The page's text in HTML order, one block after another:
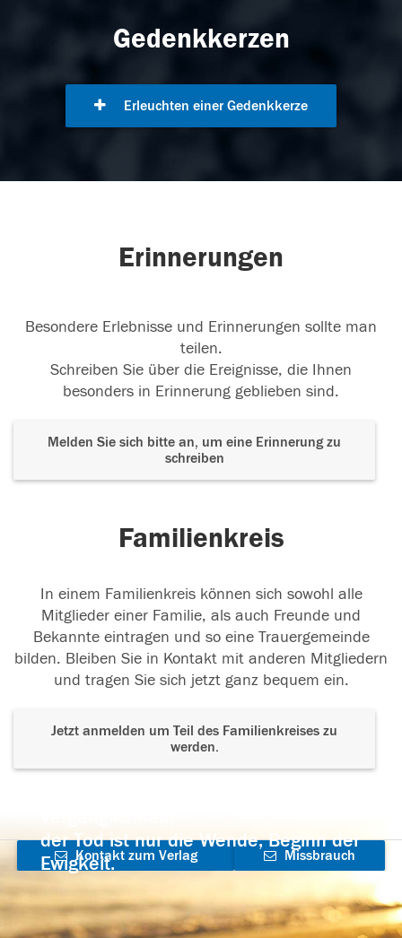
Gedenkkerzen
Erleuchten einer Gedenkkerze
Erinnerungen
Besondere Erlebnisse und Erinnerungen sollte man
teilen.
Schreiben Sie über die Ereignisse, die Ihnen
besonders in Erinnerung geblieben sind.
Melden Sie sich bitte an, um eine Erinnerung zu
schreiben
Familienkreis
In einem Familienkreis können sich sowohl alle
Mitglieder einer Familie, als auch Freunde und
Bekannte eintragen und so eine Trauergemeinde
bilden. Bleiben Sie in Kontakt mit anderen Mitgliedern
und tragen Sie sich jetzt ganz bequem ein.
Jetzt anmelden um Teil des Familienkreises zu
werden.
der Tod ist nur die Wende, Beginn der
Ewigkeit.
Kontakt zum Verlag
aufnehmen
Missbrauch